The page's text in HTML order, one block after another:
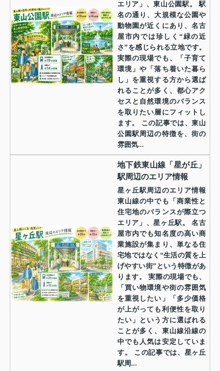
エリア」、東山公園駅。 駅
名の通り、大規模な公園や
動物園が近くにあり、名古
屋市内では珍しく“緑の近
さ”を感じられる立地です。
実際の現場でも、「子育て
環境」や「落ち着いた暮ら
し」を重視する方から選ば
れることが多く、都心アク
セスと自然環境のバランス
を取りたい層にフィットし
ます。 この記事では、東山
公園駅周辺の特徴を、街の
雰囲気...
地下鉄東山線「星が丘」
駅周辺のエリア情報
星ヶ丘駅周辺のエリア情報
東山線の中でも「商業性と
住宅地のバランスが際立つ
エリア」、星ヶ丘駅。 名古
屋市内でも知名度の高い商
業施設が集まり、単なる住
宅地ではなく“生活の質を上
げやすい街”という特徴があ
ります。 実際の現場でも、
「買い物環境や街の雰囲気
を重視したい」「多少価格
が上がっても利便性を取り
たい」という方に選ばれる
ことが多く、東山線沿線の
中でも人気は安定していま
す。 この記事では、星ヶ丘
駅周...